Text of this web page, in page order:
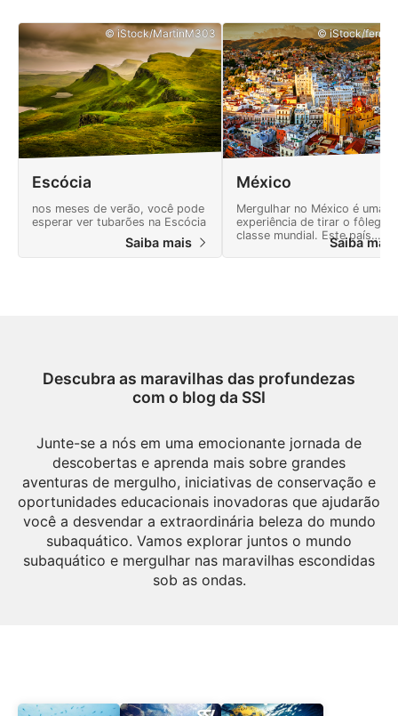
© iStock/MartinM303
Escócia
nos meses de verão, você pode
esperar ver tubarões na Escócia
Saiba mais
© iStock/
México
Mergulhar no México é uma
experiência de tirar o fôlego,
classe mundial. Este país
oferece muitas aventuras e
paisagem cheia de maravilhas
Saiba
Descubra as maravilhas das profundezas
com o blog da SSI
Junte-se a nós em uma emocionante jornada de
descobertas e aprenda mais sobre grandes
aventuras de mergulho, iniciativas de conservação e
oportunidades educacionais inovadoras que ajudarão
você a desvendar a extraordinária beleza do mundo
subaquático. Vamos explorar juntos o mundo
subaquático e mergulhar nas maravilhas escondidas
sob as ondas.